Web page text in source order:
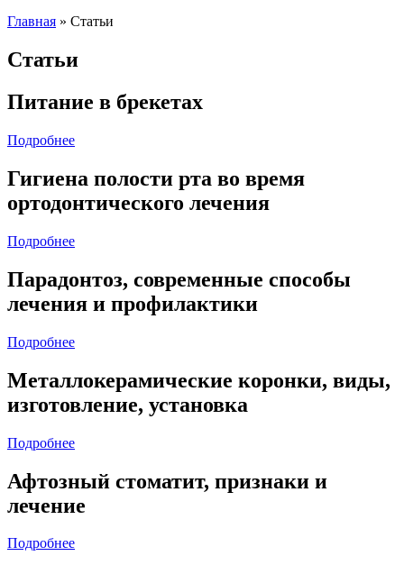
Главная » Статьи
Статьи
Питание в брекетах
Подробнее
Гигиена полости рта во время
ортодонтического лечения
Подробнее
Парадонтоз, современные способы
лечения и профилактики
Подробнее
Металлокерамические коронки, виды,
изготовление, установка
Подробнее
Афтозный стоматит, признаки и
лечение
Подробнее